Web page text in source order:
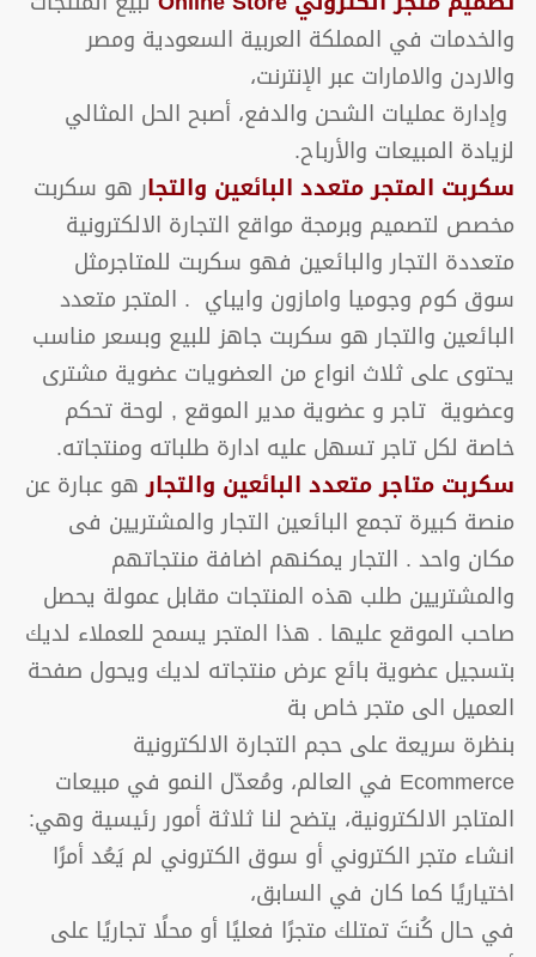
والخدمات في المملكة العربية السعودية ومصر
والاردن والامارات عبر الإنترنت،
وإدارة عمليات الشحن والدفع، أصبح الحل المثالي
لزيادة المبيعات والأرباح.
سكربت المتجر متعدد البائعين والتجار هو سكربت
مخصص لتصميم وبرمجة مواقع التجارة الالكترونية
متعددة التجار والبائعين فهو سكربت للمتاجرمثل
سوق كوم وجوميا وامازون وايباي . المتجر متعدد
البائعين والتجار هو سكربت جاهز للبيع وبسعر مناسب
يحتوى على ثلاث انواع من العضويات عضوية مشترى
وعضوية تاجر و عضوية مدير الموقع , لوحة تحكم
خاصة لكل تاجر تسهل عليه ادارة طلباته ومنتجاته.
سكربت متاجر متعدد البائعين والتجارهو عبارة عن
منصة كبيرة تجمع البائعين التجار والمشتريين فى
مكان واحد . التجار يمكنهم اضافة منتجاتهم
والمشتريين طلب هذه المنتجات مقابل عمولة يحصل
صاحب الموقع عليها . هذا المتجر يسمح للعملاء لديك
بتسجيل عضوية بائع عرض منتجاته لديك ويحول صفحة
العميل الى متجر خاص بة
بنظرة سريعة على حجم التجارة الالكترونية
Ecommerce في العالم، ومُعدّل النمو في مبيعات
المتاجر الالكترونية، يتضح لنا ثلاثة أمور رئيسية وهي:
انشاء متجر الكتروني أو سوق الكتروني لم يَعُد أمرًا
اختياريًا كما كان في السابق،
في حال كُنتَ تمتلك متجرًا فعليًا أو محلًا تجاريًا على